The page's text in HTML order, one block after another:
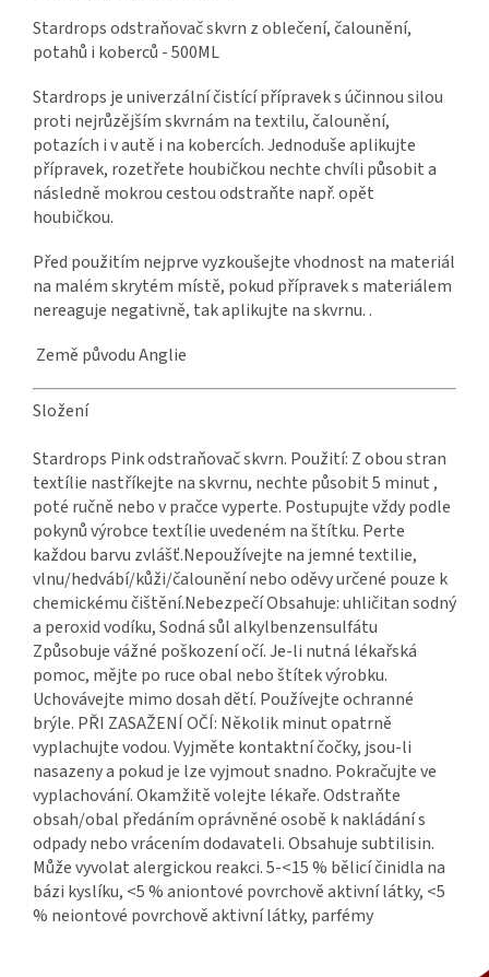
Stardrops odstraňovač skvrn z oblečení, čalounění,
potahů i koberců - 500ML
Stardrops je univerzální čistící přípravek s účinnou silou
proti nejrůzějším skvrnám na textilu, čalounění,
potazích i v autě i na kobercích. Jednoduše aplikujte
přípravek, rozetřete houbičkou nechte chvíli působit a
následně mokrou cestou odstraňte např. opět
houbičkou.
Před použitím nejprve vyzkoušejte vhodnost na materiál
na malém skrytém místě, pokud přípravek s materiálem
nereaguje negativně, tak aplikujte na skvrnu. .
Země původu Anglie
Složení
Stardrops Pink odstraňovač skvrn. Použití: Z obou stran
textílie nastříkejte na skvrnu, nechte působit 5 minut ,
poté ručně nebo v pračce vyperte. Postupujte vždy podle
pokynů výrobce textílie uvedeném na štítku. Perte
každou barvu zvlášť.Nepoužívejte na jemné textilie,
vlnu/hedvábí/kůži/čalounění nebo oděvy určené pouze k
chemickému čištění.Nebezpečí Obsahuje: uhličitan sodný
a peroxid vodíku, Sodná sůl alkylbenzensulfátu
Způsobuje vážné poškození očí. Je-li nutná lékařská
pomoc, mějte po ruce obal nebo štítek výrobku.
Uchovávejte mimo dosah dětí. Používejte ochranné
brýle. PŘI ZASAŽENÍ OČÍ: Několik minut opatrně
vyplachujte vodou. Vyjměte kontaktní čočky, jsou-li
nasazeny a pokud je lze vyjmout snadno. Pokračujte ve
vyplachování. Okamžitě volejte lékaře. Odstraňte
obsah/obal předáním oprávněné osobě k nakládání s
odpady nebo vrácením dodavateli. Obsahuje subtilisin.
Může vyvolat alergickou reakci. 5-<15 % bělicí činidla na
bázi kyslíku, <5 % aniontové povrchově aktivní látky, <5
% neiontové povrchově aktivní látky, parfémy